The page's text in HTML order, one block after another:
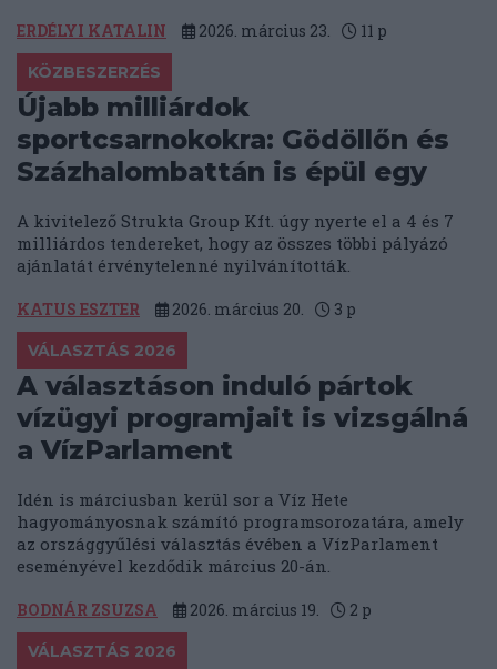
ERDÉLYI KATALIN 2026. március 23. 11 p
KÖZBESZERZÉS
Újabb milliárdok
sportcsarnokokra: Gödöllőn és
Százhalombattán is épül egy
A kivitelező Strukta Group Kft. úgy nyerte el a 4 és 7
milliárdos tendereket, hogy az összes többi pályázó
ajánlatát érvénytelenné nyilvánították.
KATUS ESZTER 2026. március 20. 3 p
VÁLASZTÁS 2026
A választáson induló pártok
vízügyi programjait is vizsgálná
a VízParlament
Idén is márciusban kerül sor a Víz Hete
hagyományosnak számító programsorozatára, amely
az országgyűlési választás évében a VízParlament
eseményével kezdődik március 20-án.
BODNÁR ZSUZSA 2026. március 19. 2 p
VÁLASZTÁS 2026